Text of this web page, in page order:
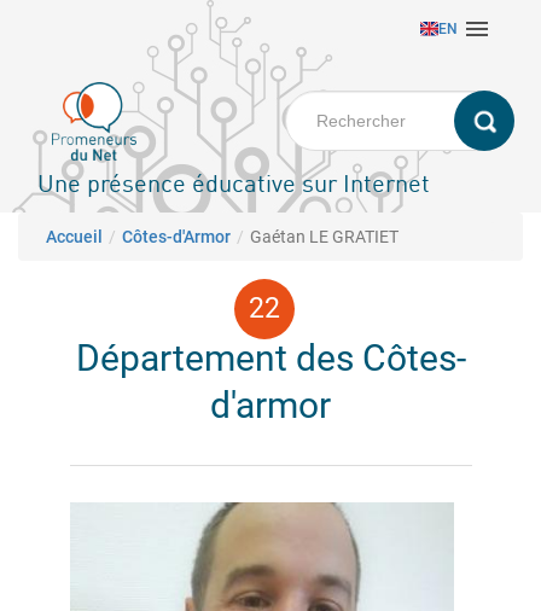
principal
EN 
Une présence éducative sur Internet
Fil d'Ariane
Accueil Côtes-d'Armor Gaétan LE GRATIET
Département des Côtes-
d'armor